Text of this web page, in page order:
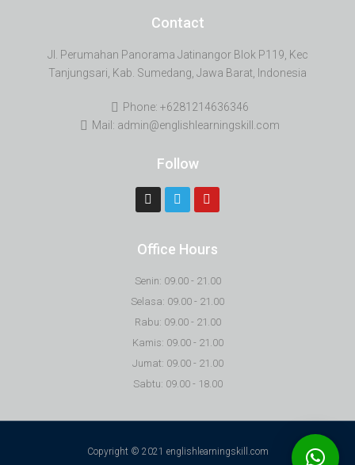
Contact
Jl. Perumahan Panorama Jatinangor Blok P119, Kec
Tanjungsari, Kab. Sumedang, Jawa Barat, Indonesia
Phone: +6281214636346
Mail: admin@englishlearningskill.com
Follow
Office Hours
Senin: 09.00 - 21.00
Selasa: 09.00 - 21.00
Rabu: 09.00 - 21.00
Kamis: 09.00 - 21.00
Jumat: 09.00 - 21.00
Sabtu: 09.00 - 18.00
Copyright © 2021 englishlearningskill.com